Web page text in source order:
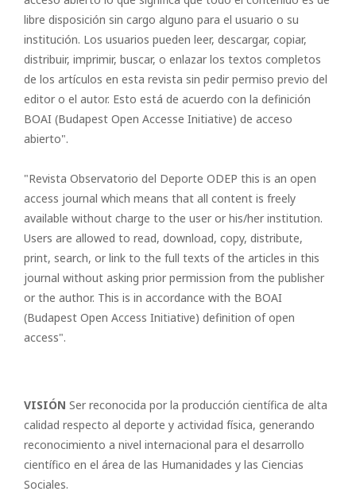
libre disposición sin cargo alguno para el usuario o su
institución. Los usuarios pueden leer, descargar, copiar,
distribuir, imprimir, buscar, o enlazar los textos completos
de los artículos en esta revista sin pedir permiso previo del
editor o el autor. Esto está de acuerdo con la definición
BOAI (Budapest Open Accesse Initiative) de acceso
abierto".
"Revista Observatorio del Deporte ODEP this is an open
access journal which means that all content is freely
available without charge to the user or his/her institution.
Users are allowed to read, download, copy, distribute,
print, search, or link to the full texts of the articles in this
journal without asking prior permission from the publisher
or the author. This is in accordance with the BOAI
(Budapest Open Access Initiative) definition of open
access".
VISIÓN Ser reconocida por la producción científica de alta
calidad respecto al deporte y actividad física, generando
reconocimiento a nivel internacional para el desarrollo
científico en el área de las Humanidades y las Ciencias
Sociales.